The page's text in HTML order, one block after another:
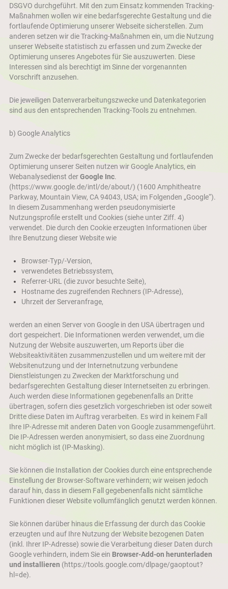
DSGVO durchgeführt. Mit den zum Einsatz kommenden Tracking-
Maßnahmen wollen wir eine bedarfsgerechte Gestaltung und die
fortlaufende Optimierung unserer Webseite sicherstellen. Zum
anderen setzen wir die Tracking-Maßnahmen ein, um die Nutzung
unserer Webseite statistisch zu erfassen und zum Zwecke der
Optimierung unseres Angebotes für Sie auszuwerten. Diese
Interessen sind als berechtigt im Sinne der vorgenannten
Vorschrift anzusehen.
Die jeweiligen Datenverarbeitungszwecke und Datenkategorien
sind aus den entsprechenden Tracking-Tools zu entnehmen.
b) Google Analytics
Zum Zwecke der bedarfsgerechten Gestaltung und fortlaufenden
Optimierung unserer Seiten nutzen wir Google Analytics, ein
Webanalysedienst derGoogle Inc.
(https://www.google.de/intl/de/about/) (1600 Amphitheatre
Parkway, Mountain View, CA 94043, USA; im Folgenden „Google“).
In diesem Zusammenhang werden pseudonymisierte
Nutzungsprofile erstellt und Cookies (siehe unter Ziff. 4)
verwendet. Die durch den Cookie erzeugten Informationen über
Ihre Benutzung dieser Website wie
Browser-Typ/-Version,
verwendetes Betriebssystem,
Referrer-URL (die zuvor besuchte Seite),
Hostname des zugreifenden Rechners (IP-Adresse),
Uhrzeit der Serveranfrage,
werden an einen Server von Google in den USA übertragen und
dort gespeichert. Die Informationen werden verwendet, um die
Nutzung der Website auszuwerten, um Reports über die
Websiteaktivitäten zusammenzustellen und um weitere mit der
Websitenutzung und der Internetnutzung verbundene
Dienstleistungen zu Zwecken der Marktforschung und
bedarfsgerechten Gestaltung dieser Internetseiten zu erbringen.
Auch werden diese Informationen gegebenenfalls an Dritte
übertragen, sofern dies gesetzlich vorgeschrieben ist oder soweit
Dritte diese Daten im Auftrag verarbeiten. Es wird in keinem Fall
Ihre IP-Adresse mit anderen Daten von Google zusammengeführt.
Die IP-Adressen werden anonymisiert, so dass eine Zuordnung
nicht möglich ist (IP-Masking).
Sie können die Installation der Cookies durch eine entsprechende
Einstellung der Browser-Software verhindern; wir weisen jedoch
darauf hin, dass in diesem Fall gegebenenfalls nicht sämtliche
Funktionen dieser Website vollumfänglich genutzt werden können.
Sie können darüber hinaus die Erfassung der durch das Cookie
erzeugten und auf Ihre Nutzung der Website bezogenen Daten
(inkl. Ihrer IP-Adresse) sowie die Verarbeitung dieser Daten durch
Google verhindern, indem Sie ein Browser-Add-on herunterladen
und installieren (https://tools.google.com/dlpage/gaoptout?
hl=de).